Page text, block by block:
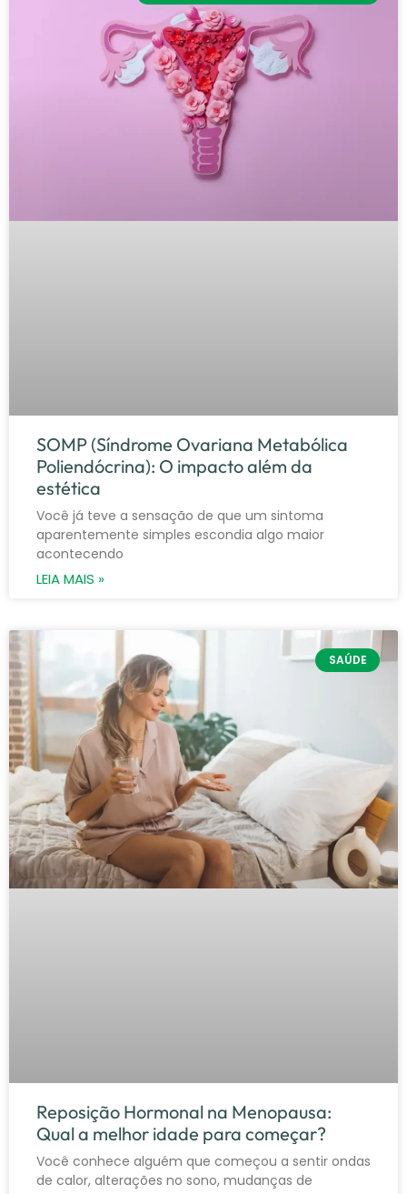
SOMP (Síndrome Ovariana Metabólica
Poliendócrina): O impacto além da
estética
Você já teve a sensação de que um sintoma
aparentemente simples escondia algo maior
acontecendo
LEIA MAIS »
SAÚDE
Reposição Hormonal na Menopausa:
Qual a melhor idade para começar?
Você conhece alguém que começou a sentir ondas
de calor, alterações no sono, mudanças de